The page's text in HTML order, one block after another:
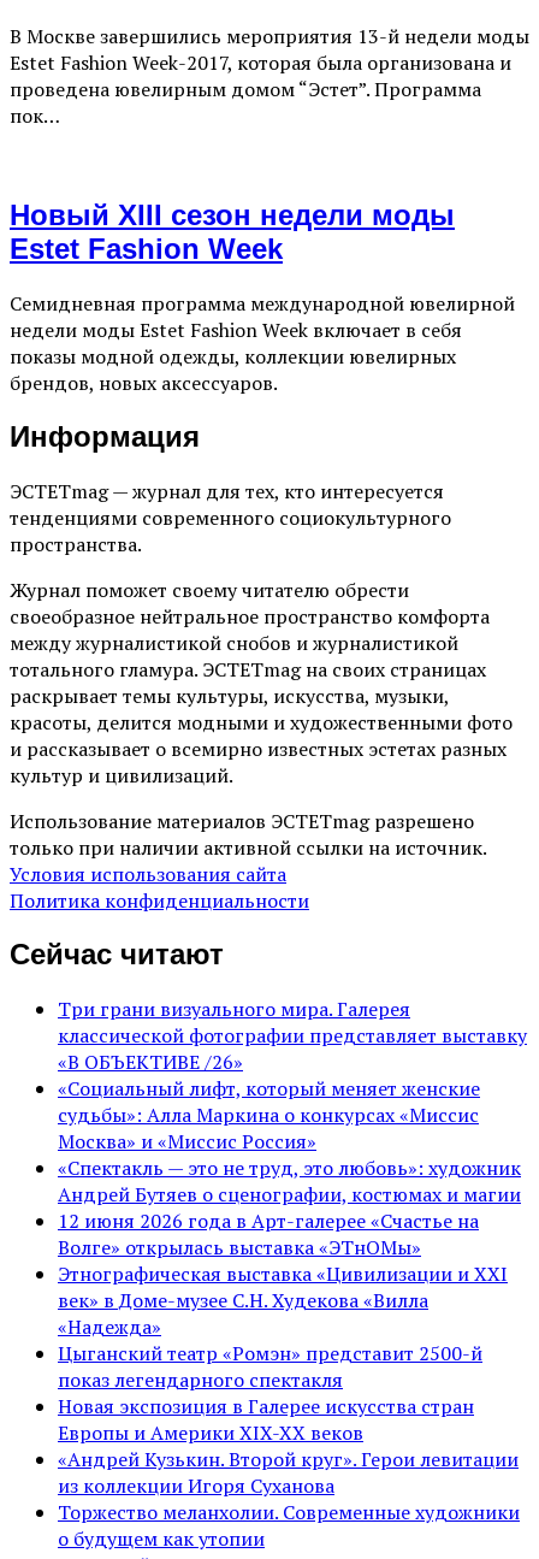
В Москве завершились мероприятия 13-й недели моды
Estet Fashion Week-2017, которая была организована и
проведена ювелирным домом “Эстет”. Программа
пок…
Новый XIII сезон недели моды
Estet Fashion Week
Семидневная программа международной ювелирной
недели моды Estet Fashion Week включает в себя
показы модной одежды, коллекции ювелирных
брендов, новых аксессуаров.
Информация
ЭСТЕТmag — журнал для тех, кто интересуется
тенденциями современного социокультурного
пространства.
Журнал поможет своему читателю обрести
своеобразное нейтральное пространство комфорта
между журналистикой снобов и журналистикой
тотального гламура. ЭСТЕТmag на своих страницах
раскрывает темы культуры, искусства, музыки,
красоты, делится модными и художественными фото
и рассказывает о всемирно известных эстетах разных
культур и цивилизаций.
Использование материалов ЭСТЕТmag разрешено
только при наличии активной ссылки на источник.
Условия использования сайта
Политика конфиденциальности
Сейчас читают
Три грани визуального мира. Галерея
классической фотографии представляет выставку
«В ОБЪЕКТИВЕ /26»
«Социальный лифт, который меняет женские
судьбы»: Алла Маркина о конкурсах «Миссис
Москва» и «Миссис Россия»
«Спектакль — это не труд, это любовь»: художник
Андрей Бутяев о сценографии, костюмах и магии
12 июня 2026 года в Арт-галерее «Счастье на
Волге» открылась выставка «ЭТнОМы»
Этнографическая выставка «Цивилизации и ХХI
век» в Доме-музее С.Н. Худекова «Вилла
«Надежда»
Цыганский театр «Ромэн» представит 2500-й
показ легендарного спектакля
Новая экспозиция в Галерее искусства стран
Европы и Америки XIX-XX веков
«Андрей Кузькин. Второй круг». Герои левитации
из коллекции Игоря Суханова
Торжество меланхолии. Современные художники
о будущем как утопии